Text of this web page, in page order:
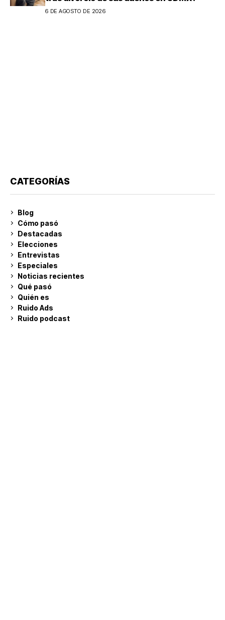
6 DE AGOSTO DE 2026
CATEGORÍAS
Blog
Cómo pasó
Destacadas
Elecciones
Entrevistas
Especiales
Noticias recientes
Qué pasó
Quién es
Ruido Ads
Ruido podcast